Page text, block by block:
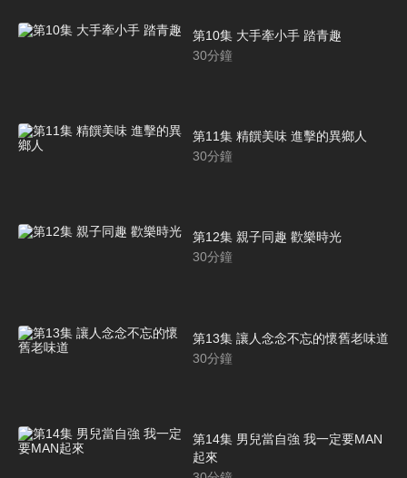
第10集 大手牽小手 踏青趣
30分鐘
第11集 精饌美味 進擊的異鄉人
30分鐘
第12集 親子同趣 歡樂時光
30分鐘
第13集 讓人念念不忘的懷舊老味道
30分鐘
第14集 男兒當自強 我一定要MAN
起來